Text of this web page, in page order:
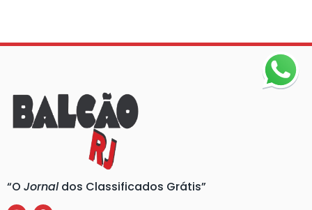
“O Jornaldos Classificados Grátis”